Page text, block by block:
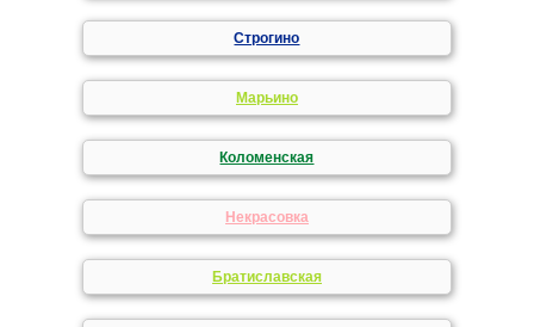
Строгино
Марьино
Коломенская
Некрасовка
Братиславская